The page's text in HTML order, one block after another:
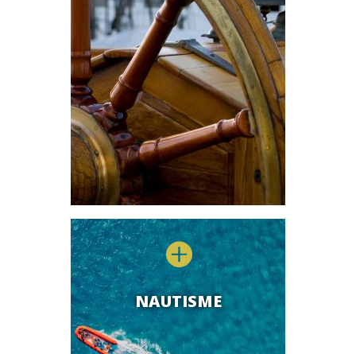

NAUTISME